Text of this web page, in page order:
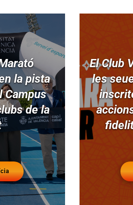
la pista
Campus
de la
El Club
les